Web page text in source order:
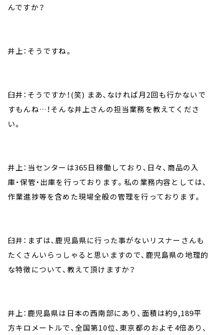
んですか？
井上：そうですね。
臼井：そうですか！(笑) まあ、なければ月2回も行かないで
すもんね…！そんな井上さんの担当業務を教えてくださ
い。
井上：当センターは365日稼働しており、日々、商品の入
庫・保管・出庫を行っております。私の業務内容としては、
作業進捗等を含めた現場全般の管理を行っております。
臼井：まずは、鹿児島県に行った事がないリスナーさんも
たくさんいらっしゃると思いますので、鹿児島県の地理的
な特徴について、教えて頂けますか？
井上：鹿児島県は日本の西南部にあり、面積は約9,189平
方キロメートルで、全国第10位、東京都のおよそ4倍あり、